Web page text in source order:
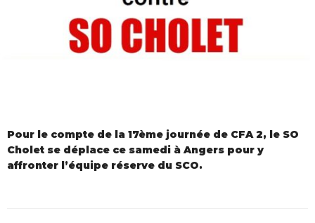
Pour le compte de la 17ème journée de CFA 2, le SO
Cholet se déplace ce samedi à Angers pour y
affronter l’équipe réserve du SCO.